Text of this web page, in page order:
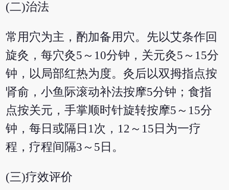
(二)治法
常用穴为主，酌加备用穴。先以艾条作回
旋灸，每穴灸5～10分钟，关元灸5～15分
钟，以局部红热为度。灸后以双拇指点按
肾俞，小鱼际滚动补法按摩5分钟；食指
点按关元，手掌顺时针旋转按摩5～15分
钟，每日或隔日1次，12～15日为一疗
程，疗程间隔3～5日。
(三)疗效评价